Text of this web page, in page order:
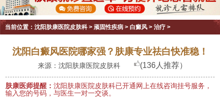
当前位置： 沈阳肤康医院皮肤科> 顽固性疾病> 白癜风> 治疗>
沈阳白癜风医院哪家强？肤康专业祛白快准稳！
来源：沈阳肤康医院皮肤科 (136人推荐）
肤康医师提醒：沈阳肤康医院皮肤科已开通网上在线咨询挂号服务，
输入您的号码，与医生一对一交谈。